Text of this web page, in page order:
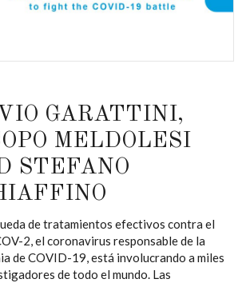
GARATTINI,
MELDOLESI
STEFANO
de tratamientos efectivos contra el
2, el coronavirus responsable de la
de COVID-19, está involucrando a miles
de todo el mundo. Las